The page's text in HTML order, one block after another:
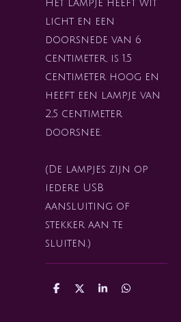
Het lampje heeft wit
licht en een
doorsnede van 6
centimeter, is 1,5
centimeter hoog en
heeft een lampje van
2,5 centimeter
doorsnee.
(De lampjes zijn op
iedere USB
aansluiting of
stekker aan te
sluiten.)
D
D
S
D